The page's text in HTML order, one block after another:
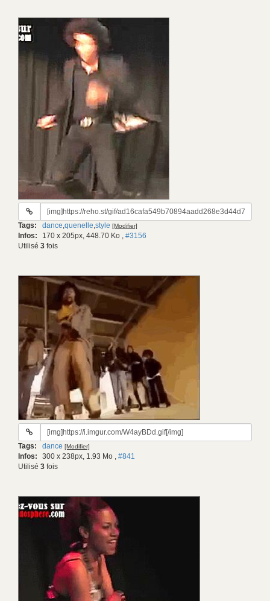
URL
gif:
Tags: dance,quenelle,style [Modifier]
Infos: 170 x 205px, 448.70 Ko , #3156
Utilisé 3 fois
URL
gif:
Tags: dance [Modifier]
Infos: 300 x 238px, 1.93 Mo , #841
Utilisé 3 fois